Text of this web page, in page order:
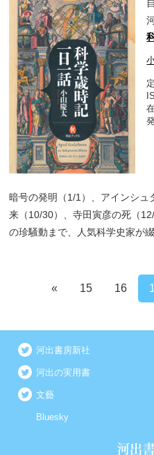
暗号の発明（1/1）、アインシ
来（10/30）、寺田寅彦の死（
の珍騒動まで、人気科学史家が綴
« 15 16
河出書房新社
河出の実用書
文藝
Bluesky